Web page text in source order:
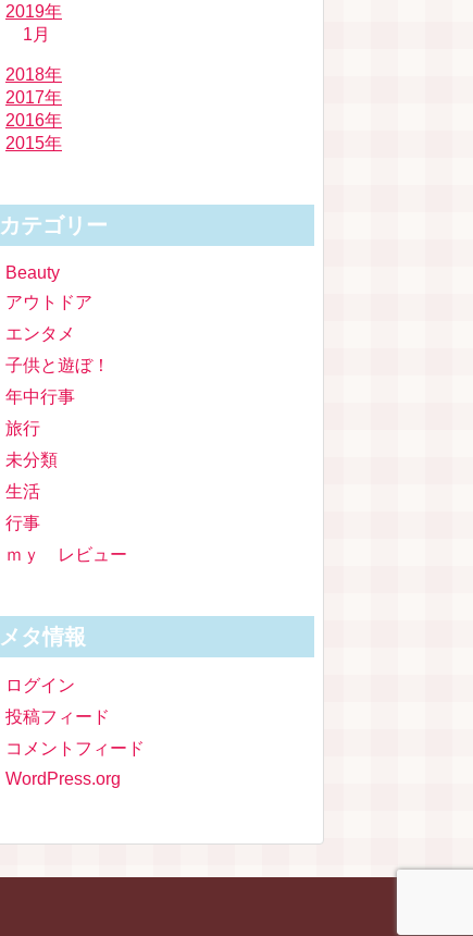
2019年
1月
2018年
2017年
2016年
2015年
カテゴリー
Beauty
アウトドア
エンタメ
子供と遊ぼ！
年中行事
旅行
未分類
生活
行事
ｍｙ レビュー
メタ情報
ログイン
投稿フィード
コメントフィード
WordPress.org